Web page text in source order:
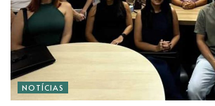
NOTÍCIAS